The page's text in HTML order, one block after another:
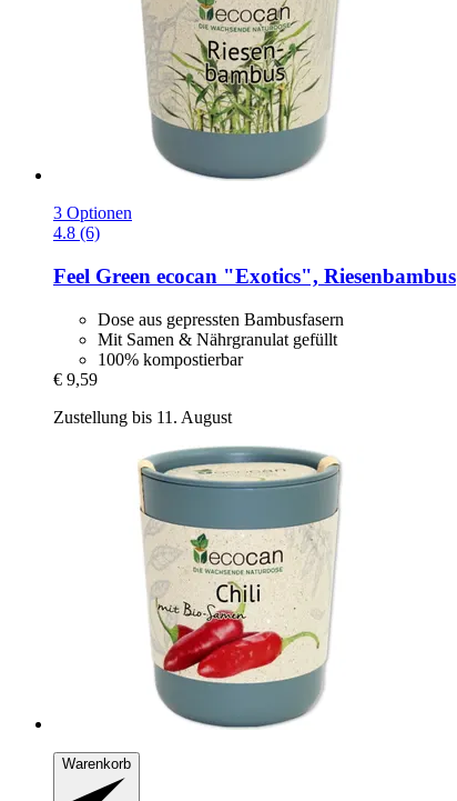
3 Optionen
4.8 (6)
Feel Green ecocan "Exotics", Riesenbambus
Dose aus gepressten Bambusfasern
Mit Samen & Nährgranulat gefüllt
100% kompostierbar
€ 9,59
Zustellung bis 11. August
Warenkorb